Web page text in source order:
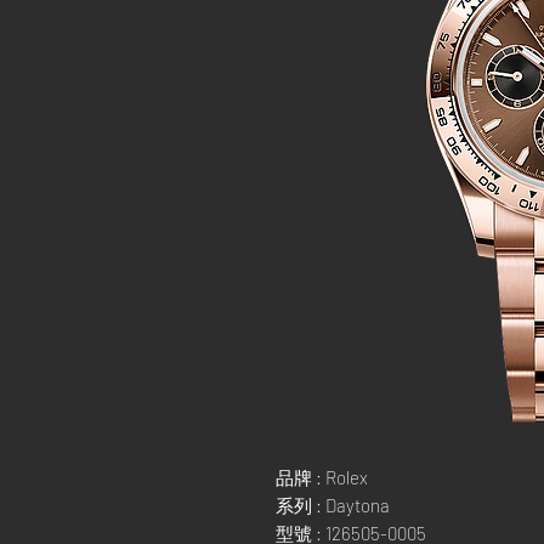
品牌 : Rolex
系列 : Daytona
型號 : 126505-0005